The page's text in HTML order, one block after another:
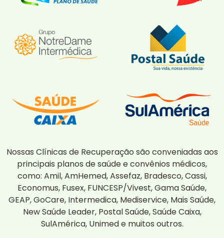
Nossas Clínicas de Recuperação são conveniadas aos
principais planos de saúde e convênios médicos,
como: Amil, AmHemed, Assefaz, Bradesco, Cassi,
Economus, Fusex, FUNCESP/Vivest, Gama Saúde,
GEAP, GoCare, Intermedica, Mediservice, Mais Saúde,
New Saúde Leader, Postal Saúde, Saúde Caixa,
SulAmérica, Unimed e muitos outros.